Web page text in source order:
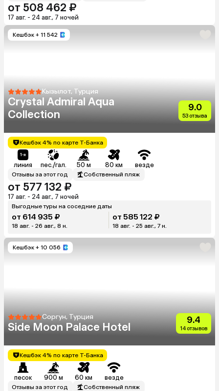
от 508 462 ₽
17 авг. - 24 авг., 7 ночей
Кешбэк + 11 542
Кызылот, Турция
Crystal Admiral Aqua
Collection
9.0
53 отзыва
Кешбэк 4% по карте Т-Банка
линия пес./гал. 50 м 80 км везде
Отзывы за этот год Собственный пляж
от 577 132 ₽
17 авг. - 24 авг., 7 ночей
Выгодные туры на соседние даты
от 614 935 ₽
18 авг. - 26 авг., 8 н.
от 585 122 ₽
18 авг. - 25 авг., 7 н.
Кешбэк + 10 056
Соргун, Турция
Side Moon Palace Hotel
9.4
14 отзывов
Кешбэк 4% по карте Т-Банка
песок 900 м 60 км везде
Отзывы за этот год Собственный пляж